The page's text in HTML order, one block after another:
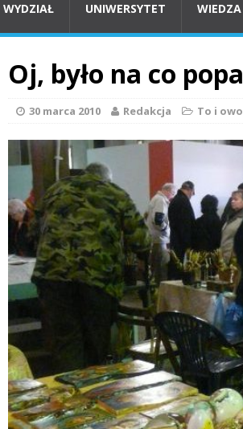
WYDZIAŁ UNIWERSYTET WIEDZA
Oj, było na co
30 marca 2010 Redakcja To i owo